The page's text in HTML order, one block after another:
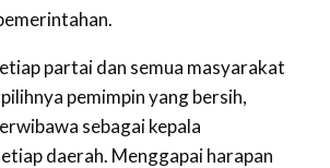
partai dan semua masyarakat
pemimpin yang bersih,
sebagai kepala
daerah. Menggapai harapan